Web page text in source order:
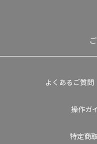
よくあるご質問
操作ガ
特定商